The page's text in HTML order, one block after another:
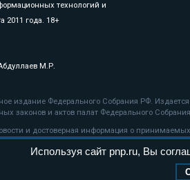
технологий и
2011 года. 18+
М.Р.
издание Федерального Собрания РФ.
законов и актов палат Федерального
и достоверная информация о
обязательна.
технологии
Используя сайт pnp.ru, Вы